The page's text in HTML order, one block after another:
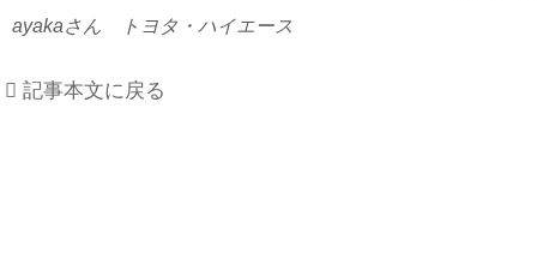
ayakaさん トヨタ・ハイエース
記事本文に戻る